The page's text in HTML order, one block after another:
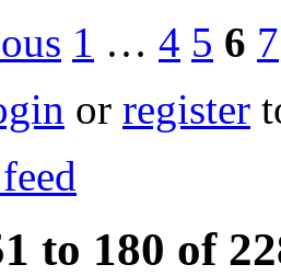
1 … 4 5 6 7
or register
to 180 of